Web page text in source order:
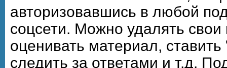
авторизовавшись в любой
соцсети. Можно удалять
оценивать материал, ставить
следить за ответами и т.д.